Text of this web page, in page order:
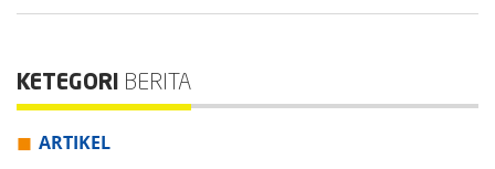
KETEGORI BERITA
ARTIKEL